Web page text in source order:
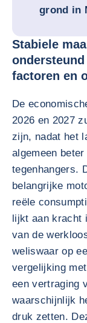
grond in
Stabiele
factoren en
De
2026 en 2027
zijn, nadat het
algemeen
tegenhangers.
belangrijke
reële
lijkt aan kracht
van de
weliswaar op
vergelijking
een vertraging
waarschijnlijk
druk zetten.